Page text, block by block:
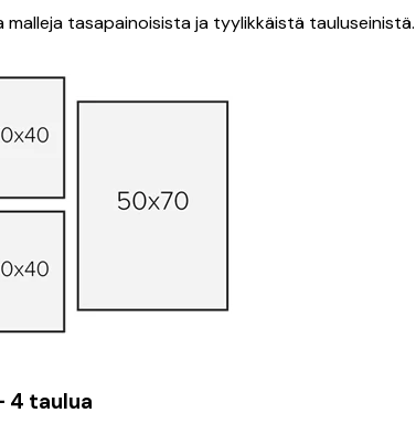
malleja tasapainoisista ja tyylikkäistä tauluseinistä.
4 taulua